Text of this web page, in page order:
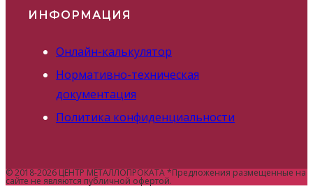
ИНФОРМАЦИЯ
Онлайн-калькулятор
Нормативно-техническая
документация
Политика конфиденциальности
© 2018-2026 ЦЕНТР МЕТАЛЛОПРОКАТА *Предложения размещенные на
сайте не являются публичной офертой.